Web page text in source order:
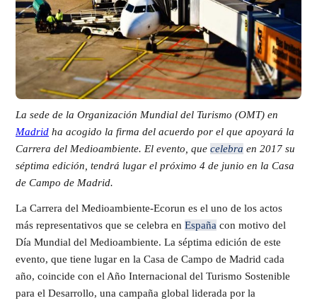
La sede de la Organización Mundial del Turismo (OMT) en
Madrid ha acogido la firma del acuerdo por el que apoyará la
Carrera del Medioambiente. El evento, que celebra en 2017 su
séptima edición, tendrá lugar el próximo 4 de junio en la Casa
de Campo de Madrid.
La Carrera del Medioambiente-Ecorun es el uno de los actos
más representativos que se celebra en España con motivo del
Día Mundial del Medioambiente. La séptima edición de este
evento, que tiene lugar en la Casa de Campo de Madrid cada
año, coincide con el Año Internacional del Turismo Sostenible
para el Desarrollo, una campaña global liderada por la